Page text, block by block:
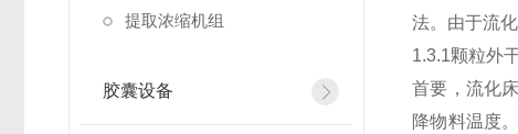
提取浓缩机组
胶囊设备
法。由于流
1.3.1颗粒外
首要，流化
降物料温度